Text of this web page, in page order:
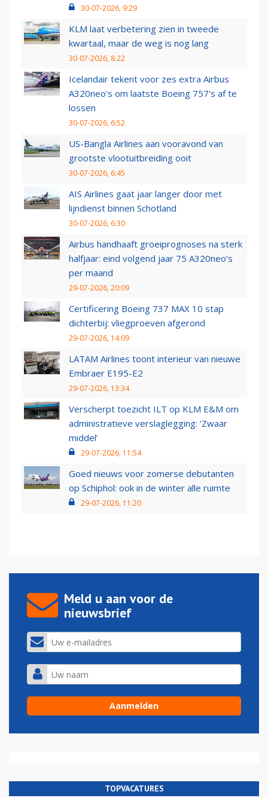
30-07-2026, 9:29
KLM laat verbetering zien in tweede
kwartaal, maar de weg is nog lang
30-07-2026, 8:22
Icelandair tekent voor zes extra Airbus
A320neo's om laatste Boeing 757's af te
lossen
30-07-2026, 6:52
US-Bangla Airlines aan vooravond van
grootste vlootuitbreiding ooit
30-07-2026, 6:45
AIS Airlines gaat jaar langer door met
lijndienst binnen Schotland
30-07-2026, 6:30
Airbus handhaaft groeiprognoses na sterk
halfjaar: eind volgend jaar 75 A320neo’s
per maand
29-07-2026, 20:09
Certificering Boeing 737 MAX 10 stap
dichterbij: vliegproeven afgerond
29-07-2026, 14:09
LATAM Airlines toont interieur van nieuwe
Embraer E195-E2
29-07-2026, 13:34
Verscherpt toezicht ILT op KLM E&M om
administratieve verslaglegging: ‘Zwaar
middel’
29-07-2026, 11:54
Goed nieuws voor zomerse debutanten
op Schiphol: ook in de winter alle ruimte
29-07-2026, 11:20
Meld u aan voor de
nieuwsbrief
TOPVACATURES